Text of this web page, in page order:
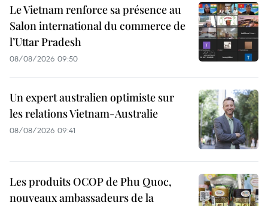
Le Vietnam renforce sa présence au
Salon international du commerce de
l’Uttar Pradesh
08/08/2026 09:50
Un expert australien optimiste sur
les relations Vietnam-Australie
08/08/2026 09:41
Les produits OCOP de Phu Quoc,
nouveaux ambassadeurs de la